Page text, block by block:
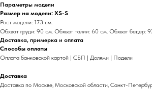
Параметры модели
Размер на модели: XS-S
Рост модели: 173 см.
Обхват груди: 90 см. Обхват талии: 60 см. Обхват бедер:
Доставка, примерка и оплата
Способы оплаты
Оплата банковской картой | СБП | Долями | Подели
Доставка
Доставка по Москве, Московской области, Санкт-